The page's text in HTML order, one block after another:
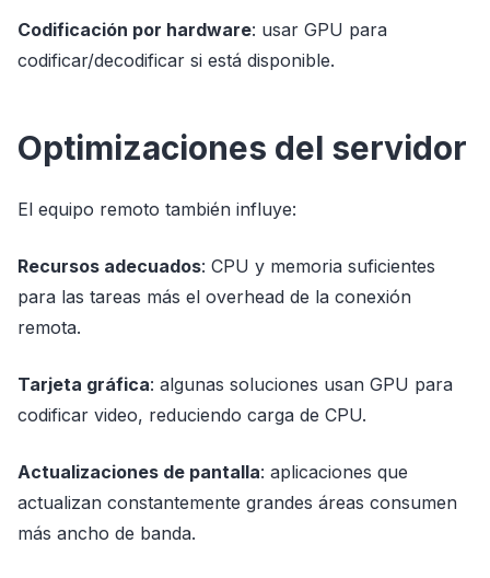
Codificación por hardware: usar GPU para
codificar/decodificar si está disponible.
Optimizaciones del servidor
El equipo remoto también influye:
Recursos adecuados: CPU y memoria suficientes
para las tareas más el overhead de la conexión
remota.
Tarjeta gráfica: algunas soluciones usan GPU para
codificar video, reduciendo carga de CPU.
Actualizaciones de pantalla: aplicaciones que
actualizan constantemente grandes áreas consumen
más ancho de banda.